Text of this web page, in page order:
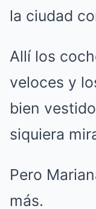
la ciudad
Allí los
veloces y
bien
siquiera
Pero
más.